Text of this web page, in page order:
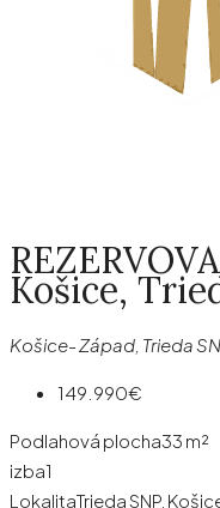
Košice,
Košice- Západ, Trieda
149.990€
Podlahová plocha33 m²
izba1
LokalitaTrieda SNP,